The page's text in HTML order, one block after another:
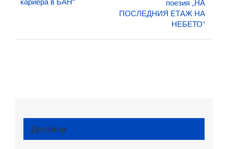
ПОСЛЕДНИЯ ЕТАЖ НА
НЕБЕТО“
Детайли